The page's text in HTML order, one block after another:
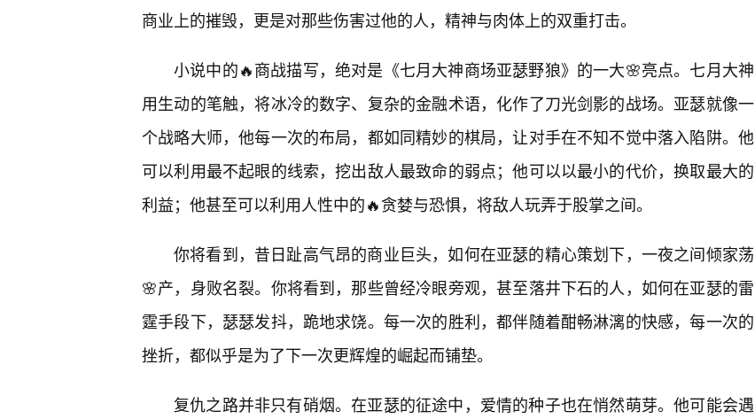
商业上的摧毁，更是对那些伤害过他的人，精神与肉体上的双重打击。
小说中的🔥商战描写，绝对是《七月大神商场亚瑟野狼》的一大🌸亮点。七月大神
用生动的笔触，将冰冷的数字、复杂的金融术语，化作了刀光剑影的战场。亚瑟就像一
个战略大师，他每一次的布局，都如同精妙的棋局，让对手在不知不觉中落入陷阱。他
可以利用最不起眼的线索，挖出敌人最致命的弱点；他可以以最小的代价，换取最大的
利益；他甚至可以利用人性中的🔥贪婪与恐惧，将敌人玩弄于股掌之间。
你将看到，昔日趾高气昂的商业巨头，如何在亚瑟的精心策划下，一夜之间倾家荡
🌸产，身败名裂。你将看到，那些曾经冷眼旁观，甚至落井下石的人，如何在亚瑟的雷
霆手段下，瑟瑟发抖，跪地求饶。每一次的胜利，都伴随着酣畅淋漓的快感，每一次的
挫折，都似乎是为了下一次更辉煌的崛起而铺垫。
复仇之路并非只有硝烟。在亚瑟的征途中，爱情的种子也在悄然萌芽。他可能会遇